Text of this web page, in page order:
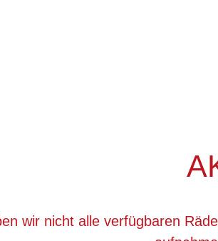
wir nicht alle verfügbaren